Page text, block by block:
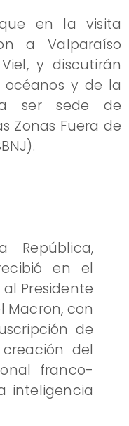
en la visita
a Valparaíso
y discutirán
y de la
ser sede de
Zonas Fuera de
República,
en el
Presidente
Macron, con
de
del
franco-
inteligencia